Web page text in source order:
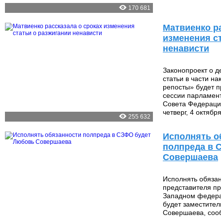
170 681
255 632
Матвиенко
изменения
ненависти
Законопроект о
статьи в части
репосты» будет
сессии
Совета
четверг, 4
Исполнять
полпреда в
Совершаева
Исполнять
представителя
Западном
будет
Совершаева,